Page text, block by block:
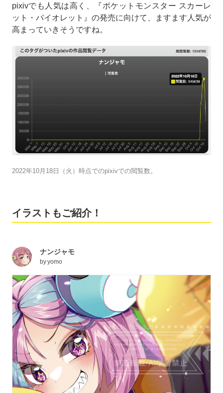
pixivでも人気は高く、『ポケットモンスター スカーレ
ット・バイオレット』の発売に向けて、ますます人気が
高まっていきそうですね。
2022年10月18日（火）時点でのpixivでの閲覧数。
イラストもご紹介！
ナンジャモ
byyomo